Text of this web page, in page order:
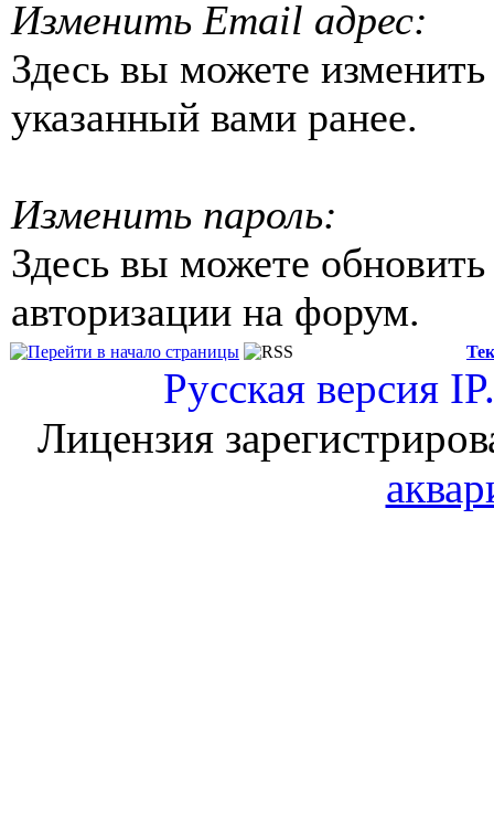
Изменить Email адрес:
Здесь вы можете
указанный вами ранее.
Изменить пароль:
Здесь вы можете
авторизации на форум.
Русская версия
Лицензия